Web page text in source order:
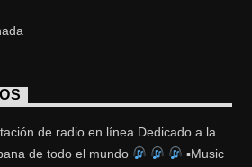
de radio en línea Dedicado a la
de todo el mundo
▪Music